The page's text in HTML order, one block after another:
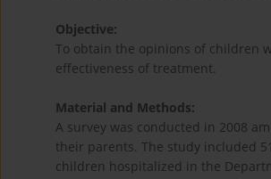
Objective:
To obtain the opinions of children
effectiveness of treatment.
Material and Methods:
A survey was conducted in 2008
their parents. The study included
children hospitalized in the